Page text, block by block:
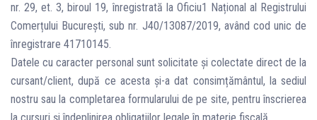
nr. 29, et. 3, biroul 19, înregistrată la Oficiu1 Național al Registrului
Comerțului București, sub nr. J40/13087/2019, având cod unic de
înregistrare 41710145.
Datele cu caracter personal sunt solicitate și colectate direct de la
cursant/client, după ce acesta și-a dat consimțământul, la sediul
nostru sau la completarea formularului de pe site, pentru înscrierea